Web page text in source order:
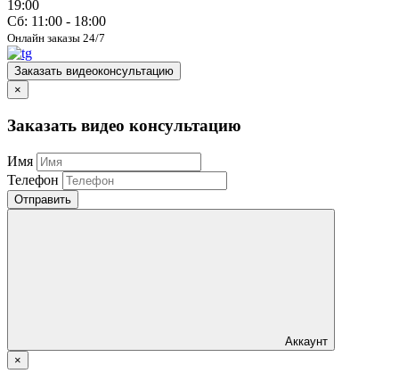
19:00
Сб: 11:00 - 18:00
Онлайн заказы 24/7
Заказать видеоконсультацию
×
Заказать видео консультацию
Имя
Телефон
Отправить
Аккаунт
×